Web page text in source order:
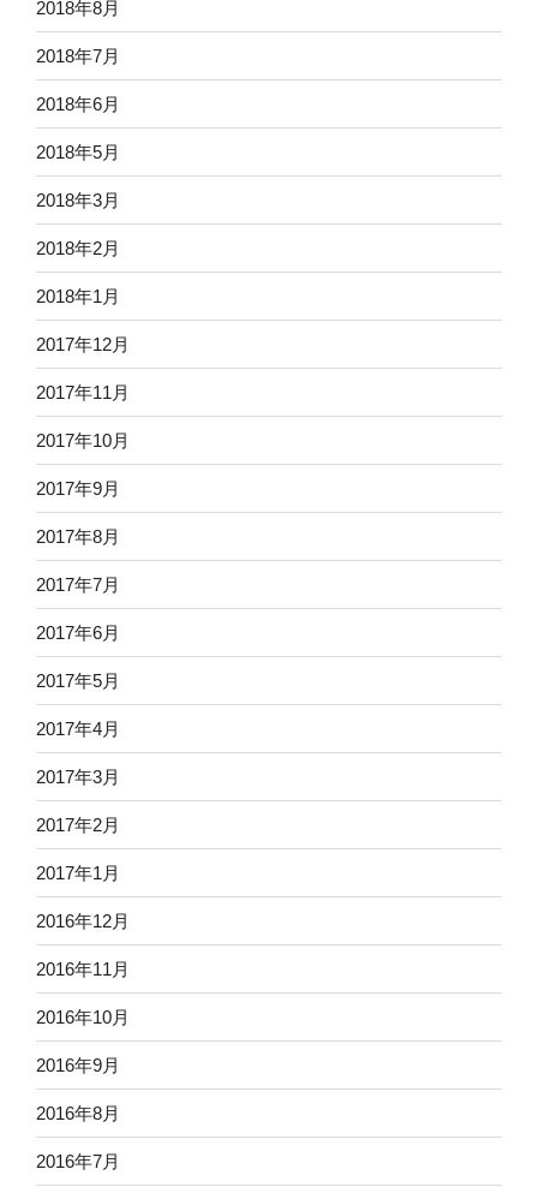
2018年8月
2018年7月
2018年6月
2018年5月
2018年3月
2018年2月
2018年1月
2017年12月
2017年11月
2017年10月
2017年9月
2017年8月
2017年7月
2017年6月
2017年5月
2017年4月
2017年3月
2017年2月
2017年1月
2016年12月
2016年11月
2016年10月
2016年9月
2016年8月
2016年7月